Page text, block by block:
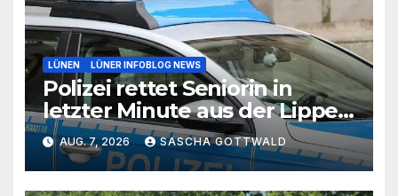
LÜNEN LÜNER INFOBLOG NEWS
Polizei rettet Seniorin in
letzter Minute aus der Lippe
bei Lünen
AUG. 7, 2026 SASCHA GOTTWALD